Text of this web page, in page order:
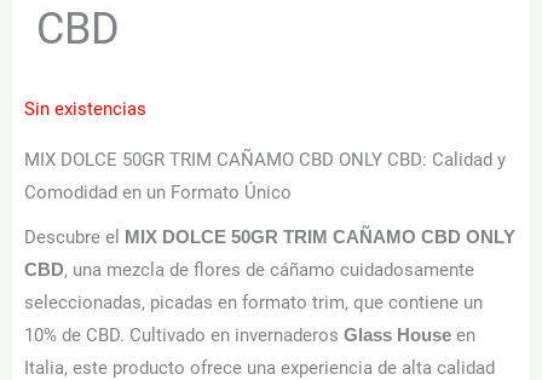
CBD
Sin existencias
MIX DOLCE 50GR TRIM CAÑAMO CBD ONLY CBD: Calidad y
Comodidad en un Formato Único
Descubre el
MIX DOLCE 50GR TRIM CAÑAMO CBD ONLY
CBD, una mezcla de flores de cáñamo cuidadosamente
seleccionadas, picadas en formato trim, que contiene un
10% de CBD. Cultivado en invernaderos Glass House en
Italia, este producto ofrece una experiencia de alta calidad